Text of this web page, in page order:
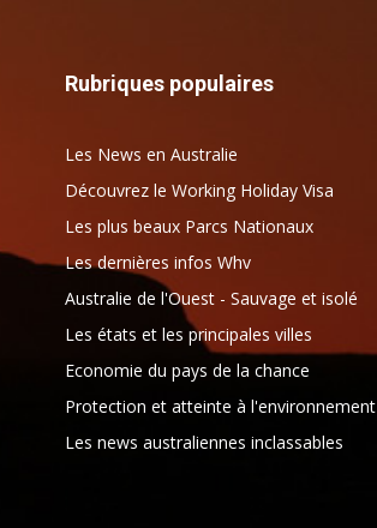
Rubriques populaires
Les News en Australie
Découvrez le Working Holiday Visa
Les plus beaux Parcs Nationaux
Les dernières infos Whv
Australie de l'Ouest - Sauvage et isolé
Les états et les principales villes
Economie du pays de la chance
Protection et atteinte à l'environnement
Les news australiennes inclassables